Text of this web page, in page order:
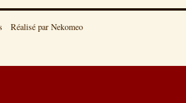
Réalisé par Nekomeo